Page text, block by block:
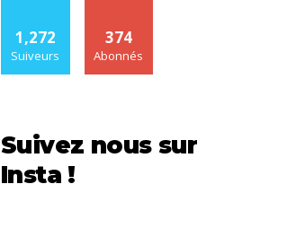
1,272
Suiveurs
374
Abonnés
Suivez nous sur
Insta !